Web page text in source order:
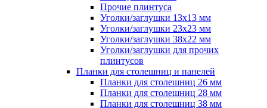
Прочие плинтуса
Уголки/заглушки 13х13 мм
Уголки/заглушки 23х23 мм
Уголки/заглушки 38х22 мм
Уголки/заглушки для прочих
плинтусов
Планки для столешниц и панелей
Планки для столешниц 26 мм
Планки для столешниц 28 мм
Планки для столешниц 38 мм